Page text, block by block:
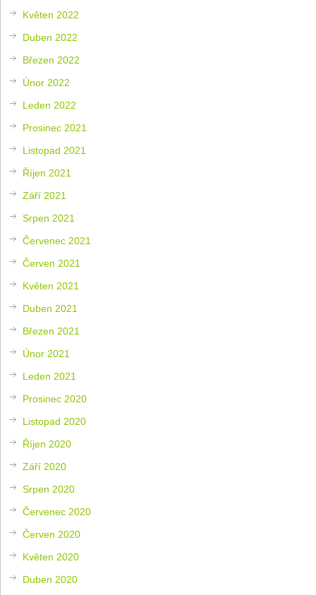
Květen 2022
Duben 2022
Březen 2022
Únor 2022
Leden 2022
Prosinec 2021
Listopad 2021
Říjen 2021
Září 2021
Srpen 2021
Červenec 2021
Červen 2021
Květen 2021
Duben 2021
Březen 2021
Únor 2021
Leden 2021
Prosinec 2020
Listopad 2020
Říjen 2020
Září 2020
Srpen 2020
Červenec 2020
Červen 2020
Květen 2020
Duben 2020